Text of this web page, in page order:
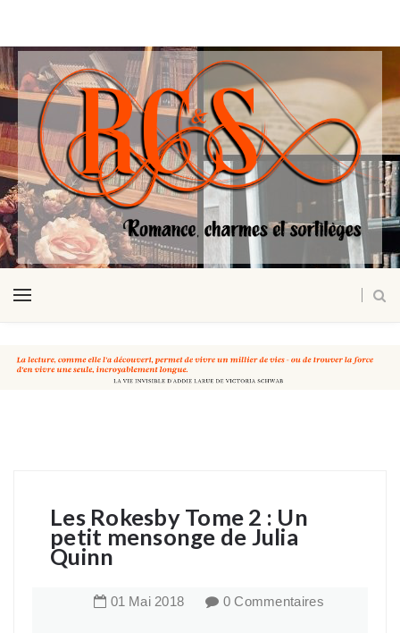
Les Rokesby Tome 2 : Un
petit mensonge de Julia
Quinn
01 Mai 2018 0 Commentaires